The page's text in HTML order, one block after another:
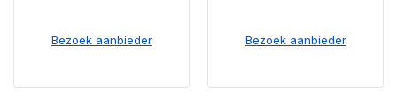
Bezoek aanbieder Bezoek aanbieder